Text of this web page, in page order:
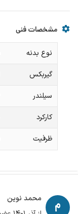
مشخصات فنی
نوع بدنه
گیربکس
سیلندر
کارکرد
ظرفیت
محمد نوین